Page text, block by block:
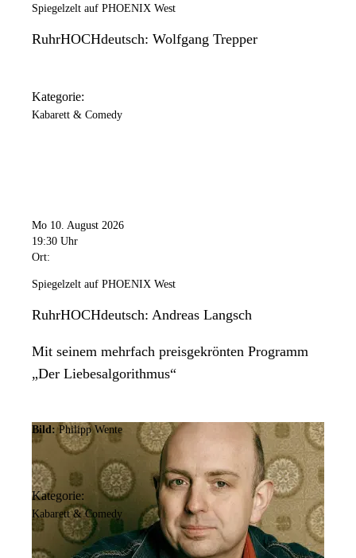
Spiegelzelt auf PHOENIX West
RuhrHOCHdeutsch: Wolfgang Trepper
Kategorie:
Kabarett & Comedy
Mo 10. August 2026
19:30 Uhr
Ort:
Spiegelzelt auf PHOENIX West
RuhrHOCHdeutsch: Andreas Langsch
Mit seinem mehrfach preisgekrönten Programm
„Der Liebesalgorithmus“
Bild: Philipp Wente
Kategorie:
Kabarett & Comedy